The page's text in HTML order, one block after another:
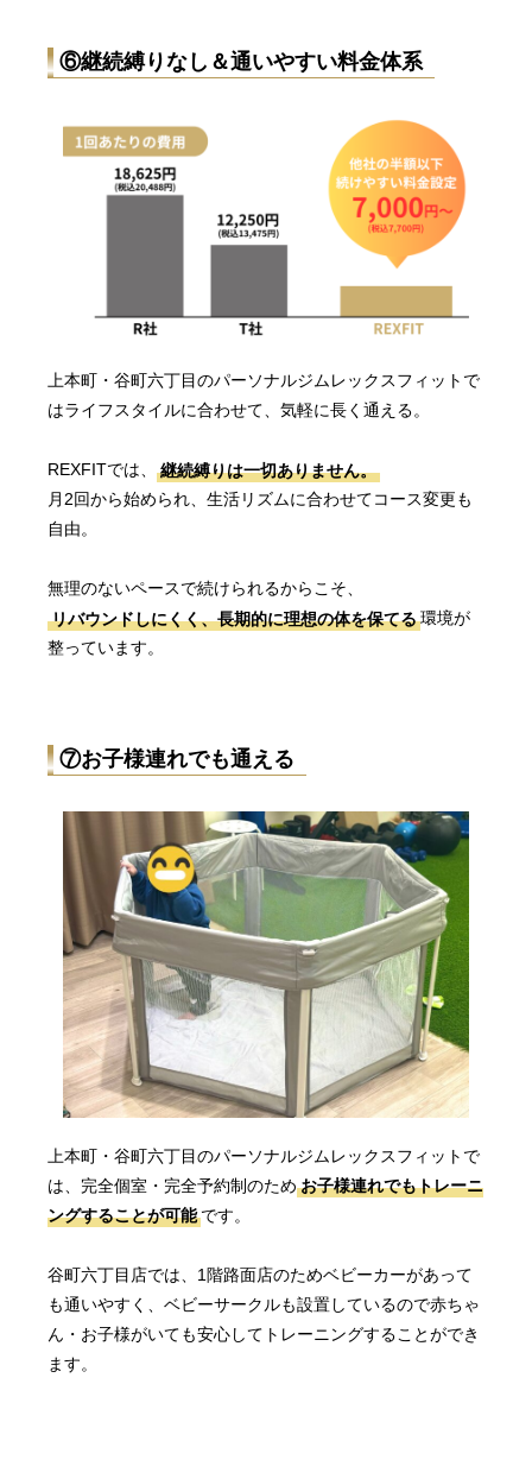
⑥継続縛りなし＆通いやすい料金体系
上本町・谷町六丁目のパーソナルジムレックスフィットで
はライフスタイルに合わせて、気軽に長く通える。
REXFITでは、
継続縛りは一切ありません。
月2回から始められ、生活リズムに合わせてコース変更も
自由。
無理のないペースで続けられるからこそ、
リバウンドしにくく、長期的に理想の体を保てる環境が
整っています。
⑦お子様連れでも通える
上本町・谷町六丁目のパーソナルジムレックスフィットで
は、完全個室・完全予約制のため お子様連れでもトレーニ
ングすることが可能です。
谷町六丁目店では、1階路面店のためベビーカーがあって
も通いやすく、ベビーサークルも設置しているので赤ちゃ
ん・お子様がいても安心してトレーニングすることができ
ます。